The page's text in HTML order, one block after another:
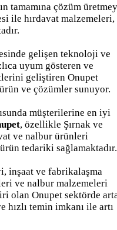
tamamına çözüm
ile hırdavat malzemeleri,
gelişen teknoloji ve
uyum gösteren ve
geliştiren Onupet
ve çözümler sunuyor.
müşterilerine en iyi
, özellikle Şırnak ve
ve nalbur ürünleri
tedariki sağlamaktadır.
inşaat ve fabrikalaşma
ve nalbur malzemeleri
olan Onupet sektörde
temin imkanı ile artı